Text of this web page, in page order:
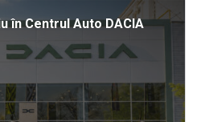
în Centrul Auto DACIA